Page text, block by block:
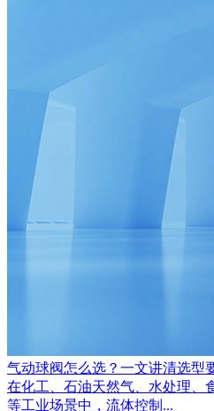
气动球阀怎么选？一文讲清选型
在化工、石油天然气、水处理、
等工业场景中，流体控制...